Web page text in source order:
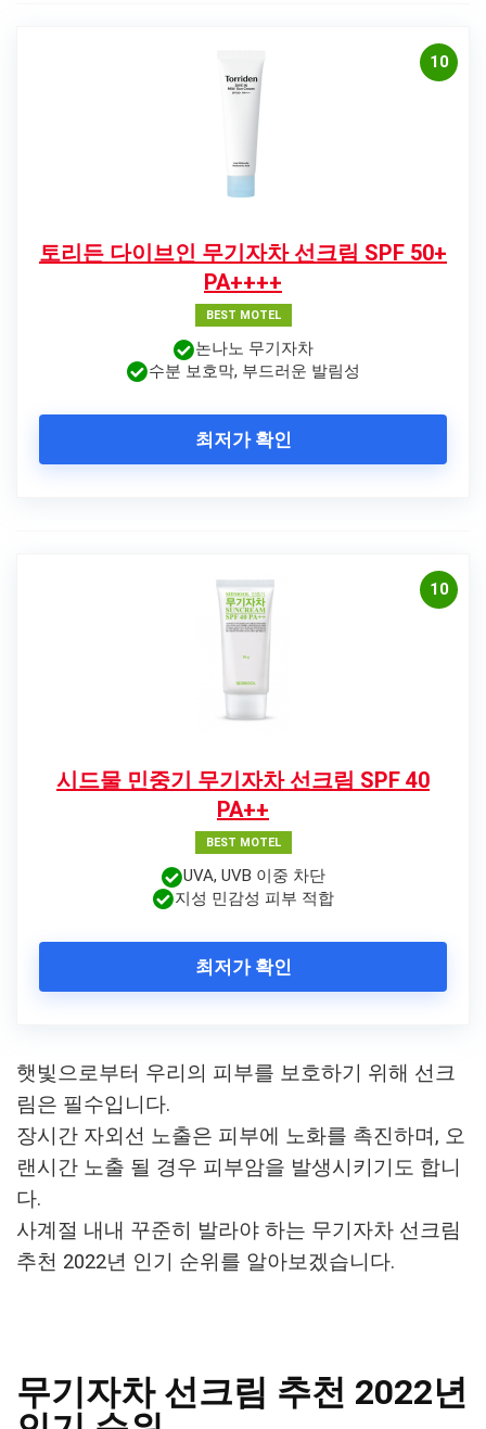
10
토리든 다이브인 무기자차 선크림 SPF 50+
PA++++
BEST MOTEL
논나노 무기자차
수분 보호막, 부드러운 발림성
최저가 확인
10
시드물 민중기 무기자차 선크림 SPF 40
PA++
BEST MOTEL
UVA, UVB 이중 차단
지성 민감성 피부 적합
최저가 확인
햇빛으로부터 우리의 피부를 보호하기 위해 선크
림은 필수입니다.
장시간 자외선 노출은 피부에 노화를 촉진하며, 오
랜시간 노출 될 경우 피부암을 발생시키기도 합니
다.
사계절 내내 꾸준히 발라야 하는 무기자차 선크림
추천 2022년 인기 순위를 알아보겠습니다.
무기자차 선크림 추천 2022년